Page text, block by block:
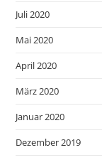
Juli 2020
Mai 2020
April 2020
März 2020
Januar 2020
Dezember 2019